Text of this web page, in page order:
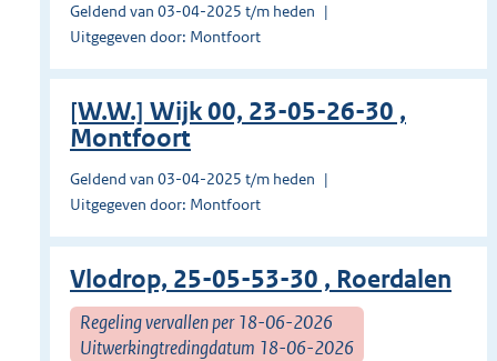
Geldend van 03-04-2025 t/m heden
Uitgegeven door: Montfoort
[W.W.] Wijk 00, 23-05-26-30 ,
Montfoort
Geldend van 03-04-2025 t/m heden
Uitgegeven door: Montfoort
Vlodrop, 25-05-53-30 , Roerdalen
Regeling vervallen per 18-06-2026
Uitwerkingtredingdatum 18-06-2026